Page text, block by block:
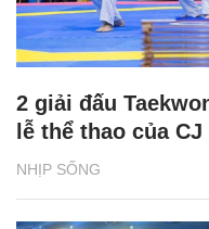
NHỊP SỐNG
2 giải đấu
lễ thể thao của